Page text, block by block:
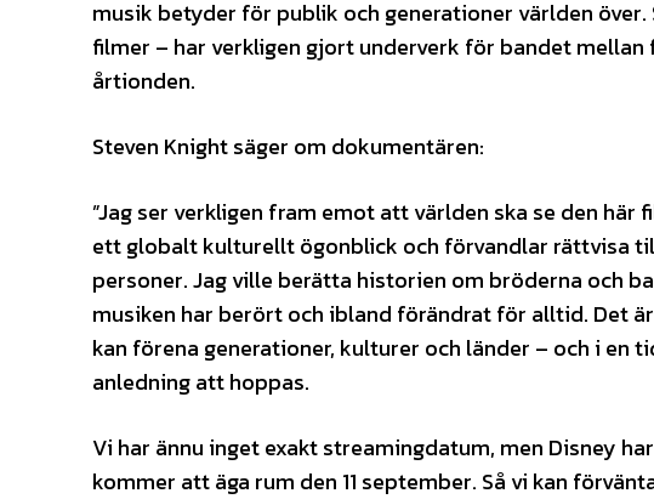
musik betyder för publik och generationer världen över.
filmer – har verkligen gjort underverk för bandet
årtionden.
Steven Knight säger om dokumentären:
”Jag ser verkligen fram emot att världen ska se den
ett globalt kulturellt ögonblick och förvandlar rättvisa
personer. Jag ville berätta historien om bröderna och
musiken har berört och ibland förändrat för alltid. Det
kan förena generationer, kulturer och länder – och i en
anledning att hoppas.
Vi har ännu inget exakt streamingdatum, men Disney
kommer att äga rum den 11 september. Så vi kan